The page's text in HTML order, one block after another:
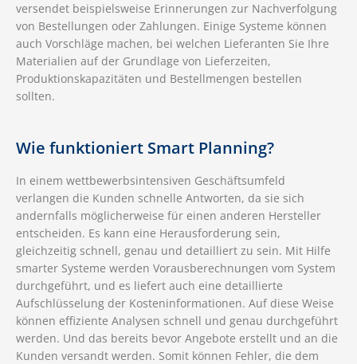
versendet beispielsweise Erinnerungen zur Nachverfolgung
von Bestellungen oder Zahlungen. Einige Systeme können
auch Vorschläge machen, bei welchen Lieferanten Sie Ihre
Materialien auf der Grundlage von Lieferzeiten,
Produktionskapazitäten und Bestellmengen bestellen
sollten.
Wie funktioniert Smart Planning?
In einem wettbewerbsintensiven Geschäftsumfeld
verlangen die Kunden schnelle Antworten, da sie sich
andernfalls möglicherweise für einen anderen Hersteller
entscheiden. Es kann eine Herausforderung sein,
gleichzeitig schnell, genau und detailliert zu sein. Mit Hilfe
smarter Systeme werden Vorausberechnungen vom System
durchgeführt, und es liefert auch eine detaillierte
Aufschlüsselung der Kosteninformationen. Auf diese Weise
können effiziente Analysen schnell und genau durchgeführt
werden. Und das bereits bevor Angebote erstellt und an die
Kunden versandt werden. Somit können Fehler, die dem